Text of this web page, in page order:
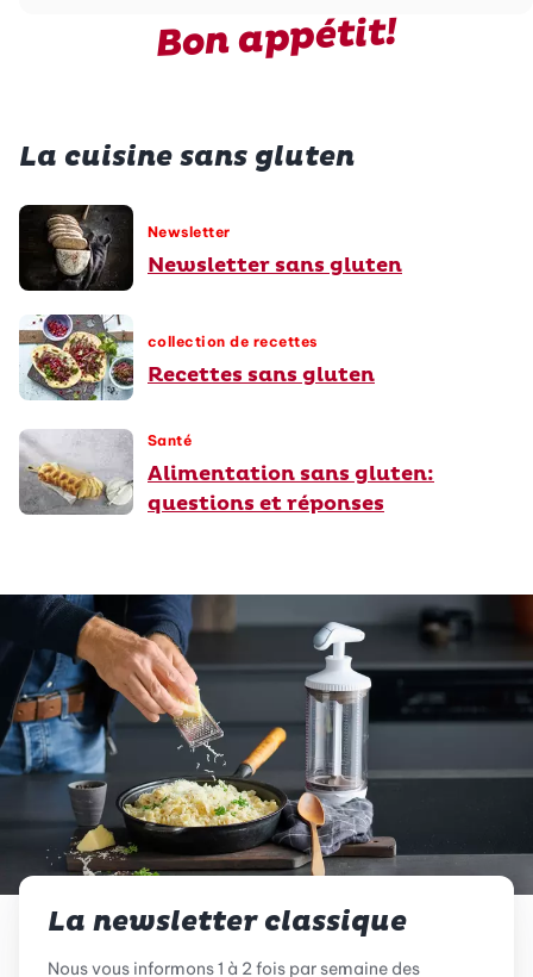
Bon appétit!
La cuisine sans gluten
Newsletter
Newsletter sans gluten
collection de recettes
Recettes sans gluten
Santé
Alimentation sans gluten:
questions et réponses
La newsletter classique
Nous vous informons 1 à 2 fois par semaine des